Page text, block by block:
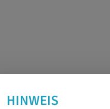
HINWEIS